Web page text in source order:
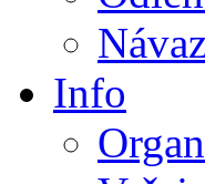
Info